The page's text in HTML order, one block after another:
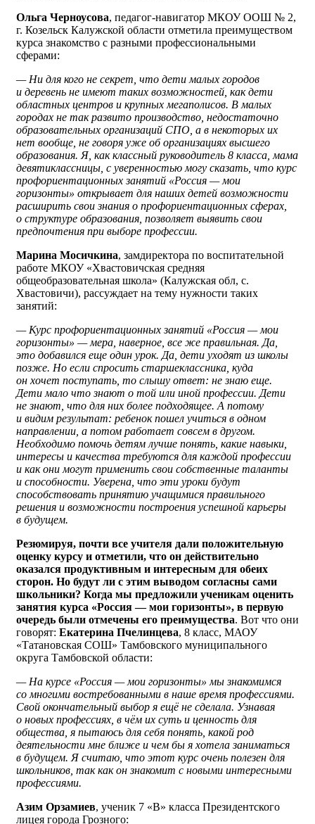
Ольга Черноусова, педагог-навигатор МКОУ ООШ № 2,
г. Козельск Калужской области отметила преимуществом
курса знакомство с разными профессиональными
сферами:
— Ни для кого не секрет, что дети малых городов
и деревень не имеют таких возможностей, как дети
областных центров и крупных мегаполисов. В малых
городах не так развито производство, недостаточно
образовательных организаций СПО, а в некоторых их
нет вообще, не говоря уже об организациях высшего
образования. Я, как классный руководитель 8 класса, мама
девятиклассницы, с уверенностью могу сказать, что курс
профориентационных занятий «Россия — мои
горизонты» открывает для наших детей возможности
расширить свои знания о профориентационных сферах,
о структуре образования, позволяет выявить свои
предпочтения при выборе профессии.
Марина Мосичкина, замдиректора по воспитательной
работе МКОУ «Хвастовичская средняя
общеобразовательная школа» (Калужская обл, с.
Хвастовичи), рассуждает на тему нужности таких
занятий:
— Курс профориентационных занятий «Россия — мои
горизонты» — мера, наверное, все же правильная. Да,
это добавился еще один урок. Да, дети уходят из школы
позже. Но если спросить старшеклассника, куда
он хочет поступать, то слышу ответ: не знаю еще.
Дети мало что знают о той или иной профессии. Дети
не знают, что для них более подходящее. А потому
и видим результат: ребенок пошел учиться в одном
направлении, а потом работает совсем в другом.
Необходимо помочь детям лучше понять, какие навыки,
интересы и качества требуются для каждой профессии
и как они могут применить свои собственные таланты
и способности. Уверена, что эти уроки будут
способствовать принятию учащимися правильного
решения и возможности построения успешной карьеры
в будущем.
Резюмируя, почти все учителя дали положительную
оценку курсу и отметили, что он действительно
оказался продуктивным и интересным для обеих
сторон. Но будут ли с этим выводом согласны сами
школьники? Когда мы предложили ученикам оценить
занятия курса «Россия — мои горизонты», в первую
очередь были отмечены его преимущества. Вот что они
говорят: Екатерина Пчелинцева, 8 класс, МАОУ
«Татановская СОШ» Тамбовского муниципального
округа Тамбовской области:
— На курсе «Россия — мои горизонты» мы знакомимся
со многими востребованными в наше время профессиями.
Свой окончательный выбор я ещё не сделала. Узнавая
о новых профессиях, в чём их суть и ценность для
общества, я пытаюсь для себя понять, какой род
деятельности мне ближе и чем бы я хотела заниматься
в будущем. Я считаю, что этот курс очень полезен для
школьников, так как он знакомит с новыми интересными
профессиями.
Азим Орзамиев, ученик 7 «В» класса Президентского
лицея города Грозного: